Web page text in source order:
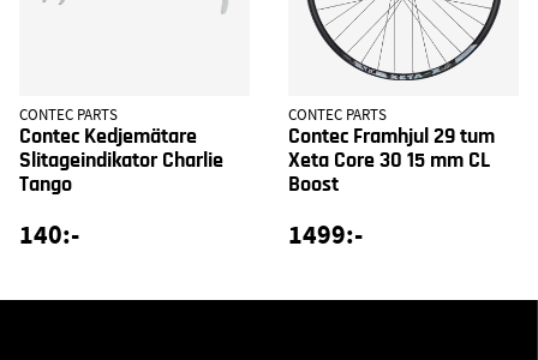
CONTEC PARTS
Contec Kedjemätare
Slitageindikator Charlie
Tango
140:-
CONTEC PARTS
Contec Framhjul 29 tum
Xeta Core 30 15 mm CL
Boost
1499:-